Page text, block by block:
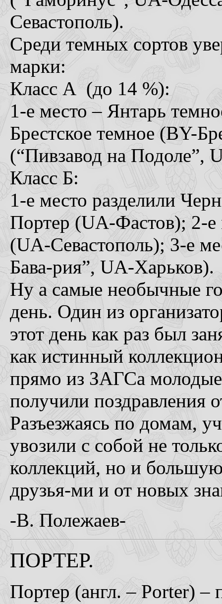
Севастополь).
Среди темных сортов
марки:
Класс А (до 14 %):
1-е место – Янтарь
Брестское темное (BY-
(“Пивзавод на Подоле”,
Класс Б:
1-е место разделили
Портер (UA-Фастов); 2-е
(UA-Севастополь); 3-е
Бава-рия”, UA-Харьков).
Ну а самые необычные
день. Один из
этот день как раз был
как истинный
прямо из ЗАГСа молодые
получили поздравления
Разъезжаясь по домам,
увозили с собой не
коллекций, но и
друзья-ми и от новых
-В. Полежаев-
ПОРТЕР.
Портер (англ. – Porter) –